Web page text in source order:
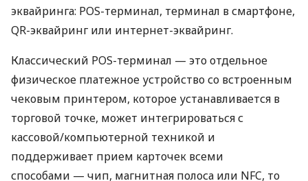
эквайринга: POS-терминал, терминал в смартфоне,
QR-эквайринг или интернет-эквайринг.
Классический POS-терминал — это отдельное
физическое платежное устройство со встроенным
чековым принтером, которое устанавливается в
торговой точке, может интегрироваться с
кассовой/компьютерной техникой и
поддерживает прием карточек всеми
способами — чип, магнитная полоса или NFC, то